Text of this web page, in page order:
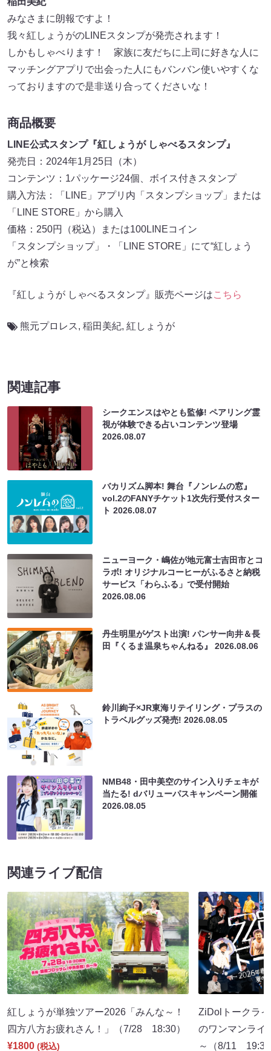
みなさまに朗報ですよ！
我々紅しょうがのLINEスタンプが発売されます！
しかもしゃべります！ 家族に友だちに上司に好きな人に
マッチングアプリで出会った人にもバンバン使いやすくな
っておりますので是非送り合ってくださいな！
商品概要
LINE公式スタンプ『紅しょうが しゃべるスタンプ』
発売日：2024年1月25日（木）
コンテンツ：1パッケージ24個、ボイス付きスタンプ
購入方法：「LINE」アプリ内「スタンプショップ」または
「LINE STORE」から購入
価格：250円（税込）または100LINEコイン
「スタンプショップ」・「LINE STORE」にて“紅しょう
が”と検索
『紅しょうが しゃべるスタンプ』販売ページはこちら
熊元プロレス, 稲田美紀, 紅しょうが
関連記事
シークエンスはやとも監修! ペアリング霊
視が体験できる占いコンテンツ登場
2026.08.07
バカリズム脚本! 舞台『ノンレムの窓』
vol.2のFANYチケット1次先行受付スター
ト2026.08.07
ニューヨーク・嶋佐が地元富士吉田市とコ
ラボ! オリジナルコーヒーがふるさと納税
サービス「わらふる」で受付開始
2026.08.06
丹生明里がゲスト出演! パンサー向井＆長
田『くるま温泉ちゃんねる』2026.08.06
鈴川絢子×JR東海リテイリング・プラスの
トラベルグッズ発売!2026.08.05
NMB48・田中美空のサイン入りチェキが
当たる! dバリューパスキャンペーン開催
2026.08.05
関連ライブ配信
紅しょうが単独ツアー2026「みんな～！
四方八方お疲れさん！」（7/28 18:30）
¥1800 (税込)
ZiDolトークラ
のワンマンライ
～（8/11